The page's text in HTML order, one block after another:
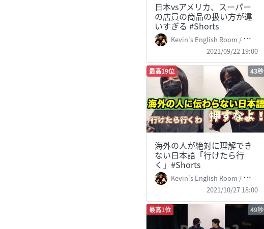
日本vsアメリカ、スーパー
の店員の商品の扱い方が違
いすぎる #Shorts
Kevin's English Room / 掛山ケビ志郎
2021/09/22 19:00
最高19位 43秒
海外の人が絶対に理解でき
ない日本語「行けたら行
く」#Shorts
Kevin's English Room / 掛山ケビ志郎
2021/10/27 18:00
最高1位 49秒